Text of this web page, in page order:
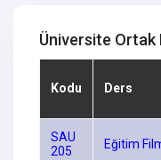
Üniversite Ortak
Kodu Ders
SAU
205
Eğitim